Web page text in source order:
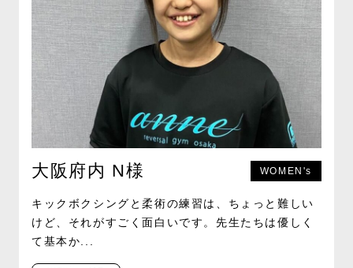
大阪府内 N様 WOMEN's
キックボクシングと柔術の練習は、ちょっと難しい
けど、それがすごく面白いです。先生たちは優しく
て基本か...